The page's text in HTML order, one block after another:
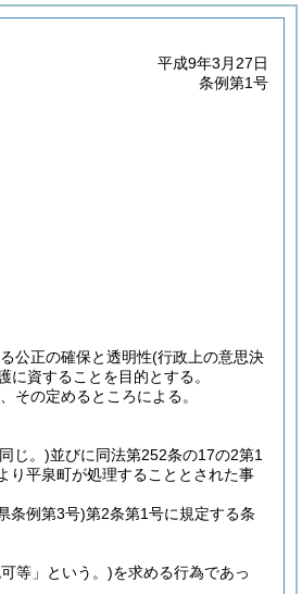
平成9年3月27日
条例第1号
公正の確保と透明性(行政上の意思決
資することを目的とする。
その定めるところによる。
じ。)並びに同法第252条の17の2第1
り平泉町が処理することとされた事
条例第3号)第2条第1号に規定する条
等」という。)を求める行為であっ